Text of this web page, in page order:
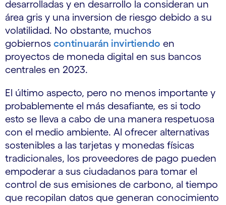
desarrolladas y en desarrollo la consideran un
área gris y una inversion de riesgo debido a su
volatilidad. No obstante, muchos
gobiernos continuarán invirtiendo en
proyectos de moneda digital en sus bancos
centrales en 2023.
El último aspecto, pero no menos importante y
probablemente el más desafiante, es si todo
esto se lleva a cabo de una manera respetuosa
con el medio ambiente. Al ofrecer alternativas
sostenibles a las tarjetas y monedas físicas
tradicionales, los proveedores de pago pueden
empoderar a sus ciudadanos para tomar el
control de sus emisiones de carbono, al tiempo
que recopilan datos que generan conocimiento